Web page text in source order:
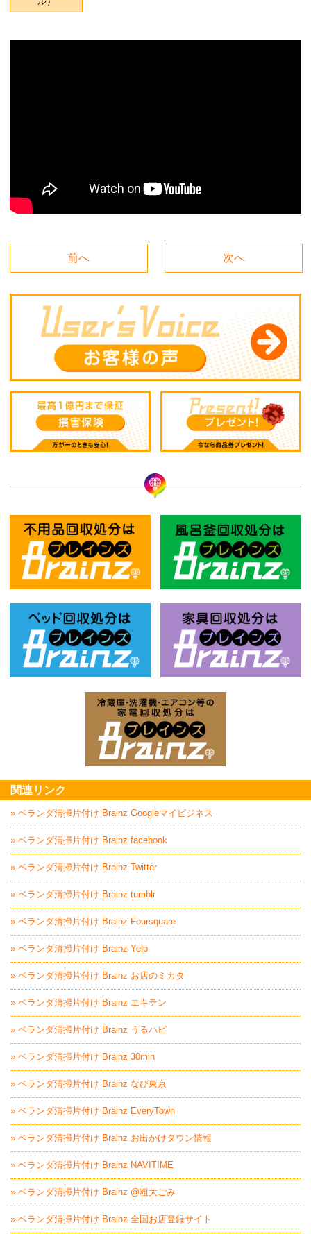
前へ 次へ
関連リンク
» ベランダ清掃片付け Brainz Googleマイビジネス
» ベランダ清掃片付け Brainz facebook
» ベランダ清掃片付け Brainz Twitter
» ベランダ清掃片付け Brainz tumblr
» ベランダ清掃片付け Brainz Foursquare
» ベランダ清掃片付け Brainz Yelp
» ベランダ清掃片付け Brainz お店のミカタ
» ベランダ清掃片付け Brainz エキテン
» ベランダ清掃片付け Brainz うるハピ
» ベランダ清掃片付け Brainz 30min
» ベランダ清掃片付け Brainz なび東京
» ベランダ清掃片付け Brainz EveryTown
» ベランダ清掃片付け Brainz お出かけタウン情報
» ベランダ清掃片付け Brainz NAVITIME
» ベランダ清掃片付け Brainz @粗大ごみ
» ベランダ清掃片付け Brainz 全国お店登録サイト